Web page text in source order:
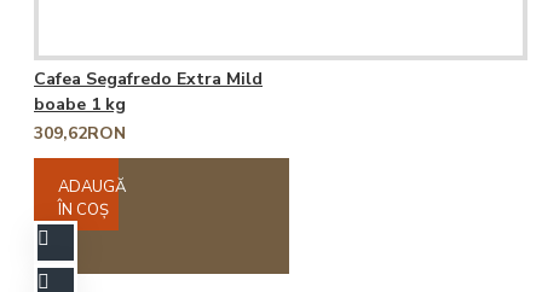
Cafea Segafredo Extra Mild
boabe 1 kg
309,62RON
ADAUGĂ
ÎN COŞ